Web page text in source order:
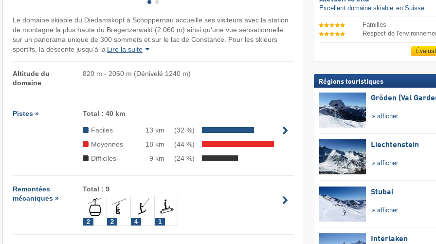
Le domaine skiable du Diedamskopf à Schoppernau accueille ses visiteurs avec la station
de montagne la plus haute du Bregenzerwald (2 060 m) ainsi qu’une vue sensationnelle
sur un panorama unique de 300 sommets et sur le lac de Constance. Pour les skieurs
sportifs, la descente jusqu’à la Lire la suite
Altitude du
domaine
820 m - 2060 m (Dénivelé 1240 m)
Pistes » Total : 40 km
Faciles 13 km
(32 %)
Moyennes
18 km
(44 %)
Difficiles
9 km (24 %)
Remontées
mécaniques »
Total : 9
2 2 4 1
Excellent domaine skiable en Suisse
Familles
Respect de
Régions touristiques
Gröden (Val
afficher
Liechtenstein
afficher
Stubai
afficher
Interlaken